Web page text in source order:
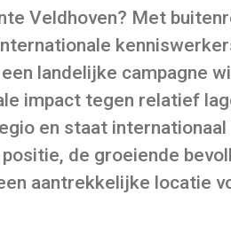
Veldhoven? Met
landelijke campagne
impact tegen relatief
en staat internationaal
de groeiende
aantrekkelijke locatie